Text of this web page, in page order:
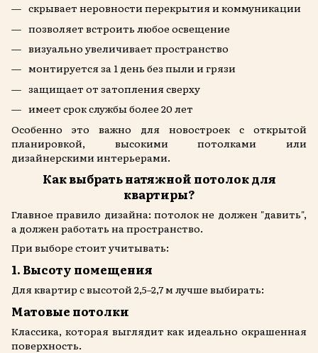
скрывает неровности перекрытия и коммуникации
позволяет встроить любое освещение
визуально увеличивает пространство
монтируется за 1 день без пыли и грязи
защищает от затопления сверху
имеет срок службы более 20 лет
Особенно это важно для новостроек с открытой
планировкой, высокими потолками или
дизайнерскими интерьерами.
Как выбрать натяжной потолок для
квартиры?
Главное правило дизайна: потолок не должен "давить",
а должен работать на пространство.
При выборе стоит учитывать:
1. Высоту помещения
Для квартир с высотой 2,5–2,7 м лучше выбирать:
Матовые потолки
Классика, которая выглядит как идеально окрашенная
поверхность.